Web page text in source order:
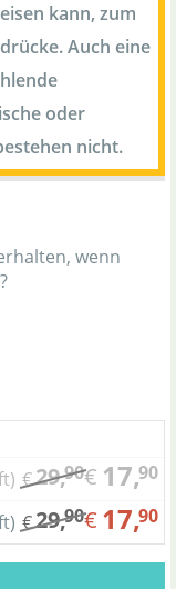
kann, zum
Auch eine
oder
nicht.
wenn
€29,90€ 17,90
€29,90€ 17,90